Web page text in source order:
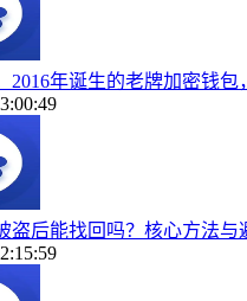
2016年诞生的老牌加密钱包
盗后能找回吗？核心方法与